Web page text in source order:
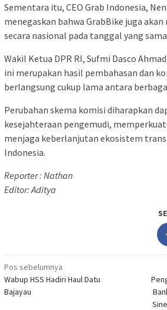
Sementara itu, CEO Grab Indonesia,
menegaskan bahwa GrabBike juga
secara nasional pada tanggal yang
Wakil Ketua DPR RI, Sufmi Dasco
ini merupakan hasil pembahasan dan
berlangsung cukup lama antara
Perubahan skema komisi diharapkan
kesejahteraan pengemudi,
menjaga keberlanjutan ekosistem
Indonesia.
Reporter : Nathan
Editor: Aditya
Navigasi
pos
Pos sebelumnya
Wabup HSS Hadiri Haul Datu
Bajayau